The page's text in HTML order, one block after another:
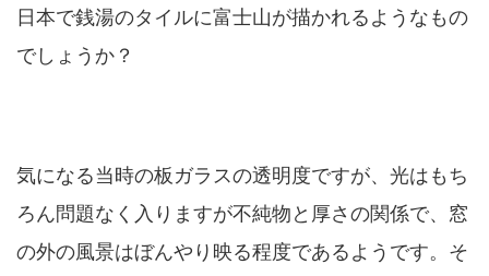
日本で銭湯のタイルに富士山が描かれるようなもの
でしょうか？
気になる当時の板ガラスの透明度ですが、光はもち
ろん問題なく入りますが不純物と厚さの関係で、窓
の外の風景はぼんやり映る程度であるようです。そ